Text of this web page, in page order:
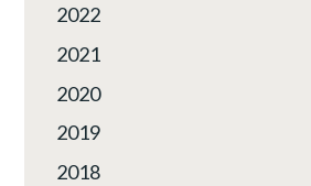
2022
2021
2020
2019
2018